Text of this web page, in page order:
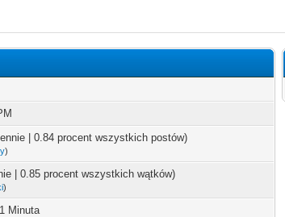
| 0.84 procent wszystkich postów)
)
| 0.85 procent wszystkich wątków)
)
Minuta